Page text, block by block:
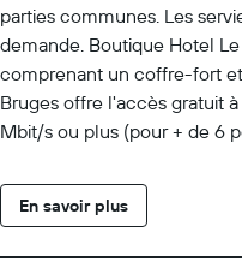
parties communes. Les
demande. Boutique Hotel
comprenant un coffre-fort
Bruges offre l'accès gratuit
Mbit/s ou plus (pour + de 6
un téléphone; vous pouvez
(sous réserve de certaines
En savoir plus